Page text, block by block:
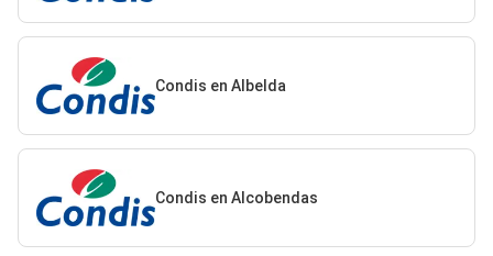
Condis en Albelda
Condis en Alcobendas